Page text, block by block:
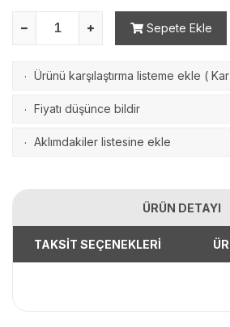
Sepete Ekle
· Ürünü karşılaştırma listeme ekle (
· Fiyatı düşünce bildir
· Aklımdakiler listesine ekle
ÜRÜN DETAYI
TAKSİT SEÇENEKLERİ